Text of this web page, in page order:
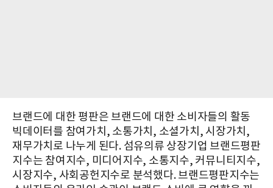
브랜드에 대한 평판은 브랜드에 대한 소비자들의 활동
빅데이터를 참여가치, 소통가치, 소셜가치, 시장가치,
재무가치로 나누게 된다. 섬유의류 상장기업 브랜드평판
지수는 참여지수, 미디어지수, 소통지수, 커뮤니티지수,
시장지수, 사회공헌지수로 분석했다. ​브랜드평판지수는